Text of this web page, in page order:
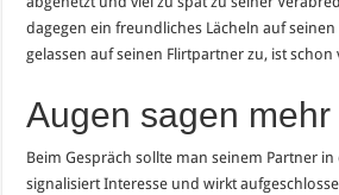
dagegen ein freundliches Lächeln auf
gelassen auf seinen Flirtpartner zu, ist schon
Augen sagen mehr
Beim Gespräch sollte man seinem Partner
signalisiert Interesse und wirkt